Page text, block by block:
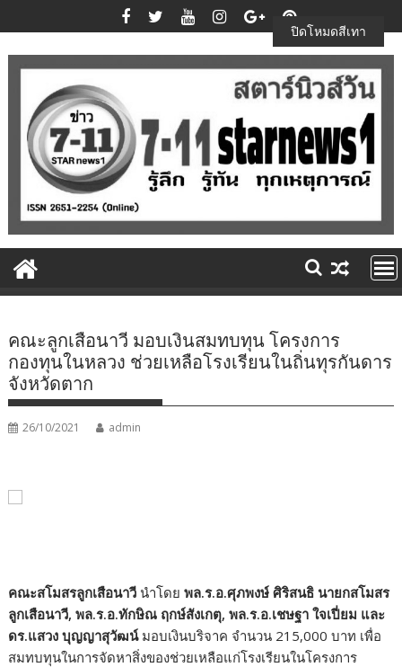
to
content
คณะลูกเสือนาวี มอบเงินสมทบทุน โครงการ
กองทุนในหลวง ช่วยเหลือโรงเรียนในถิ่นทุรกันดาร
จังหวัดตาก
26/10/2021 admin
คณะสโมสรลูกเสือนาวี นำโดยพล.ร.อ.ศุภพงษ์ ศิริสนธิ นายกสโมสร
ลูกเสือนาวี,พล.ร.อ.ทักษิณ ฤกษ์สังเกตุ,พล.ร.อ.เชษฐา ใจเปี่ยม และ
ดร.แสวง บุญญาสุวัฒน์มอบเงินบริจาค จำนวน 215,000 บาท เพื่อ
สมทบทุนในการจัดหาสิ่งของช่วยเหลือแก่โรงเรียนในโครงการ
ปิดโหมดสีเทา